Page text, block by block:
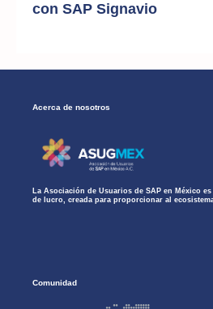
con SAP Signavio
Acerca de nosotros
La Asociación de Usuarios de SAP en México
de lucro, creada para proporcionar al
Comunidad